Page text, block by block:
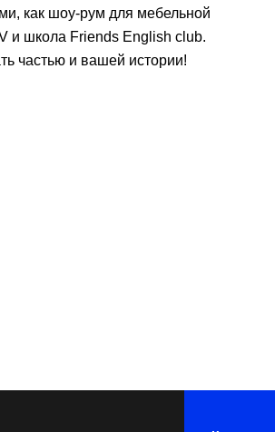
как шоу-рум для мебельной
и школа Friends English club.
частью и вашей истории!